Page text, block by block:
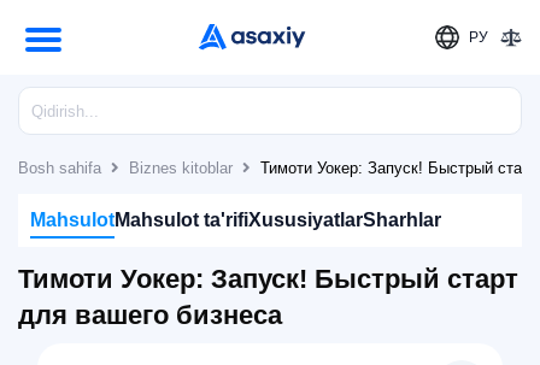
РУ
Bosh sahifa Biznes kitoblar Тимоти Уокер: Запуск! Быстрый
MahsulotMahsulot ta'rifiXususiyatlarSharhlar
Тимоти Уокер: Запуск! Быстрый старт
для вашего бизнеса